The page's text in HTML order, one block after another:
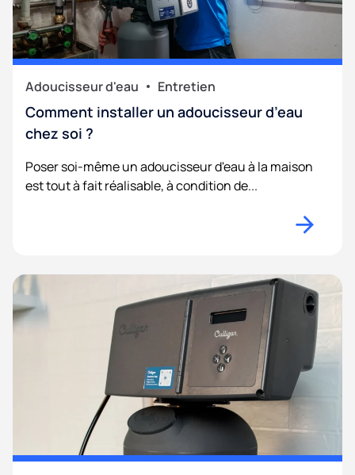
Adoucisseur d'eau Entretien
Comment installer un adoucisseur d’eau
chez soi ?
Poser soi-même un adoucisseur d'eau à la maison
est tout à fait réalisable, à condition de...